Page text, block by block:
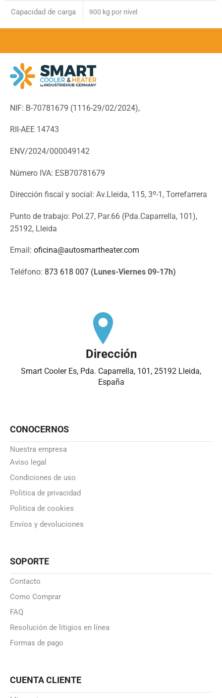
Capacidad de carga 900 kg por nivel
NIF: B-70781679 (1116-29/02/2024),
RII-AEE 14743
ENV/2024/000049142
Número IVA: ESB70781679
Dirección fiscal y social: Av.Lleida, 115, 3º-1, Torrefarrera
Punto de trabajo: Pol.27, Par.66 (Pda.Caparrella, 101),
25192, Lleida
Email: oficina@autosmartheater.com
Teléfono: 873 618 007 (Lunes-Viernes 09-17h)
Dirección
Smart Cooler Es, Pda. Caparrella, 101, 25192 Lleida,
España
CONOCERNOS
Nuestra empresa
Aviso legal
Condiciones de uso
Politica de privacidad
Politica de cookies
Envíos y devoluciones
SOPORTE
Contacto
Como Comprar
FAQ
Resolución de litigios en línea
Formas de pago
CUENTA CLIENTE